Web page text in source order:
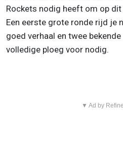
Rockets nodig heeft om op
Een eerste grote ronde rijd je
goed verhaal en twee
volledige ploeg voor nodig.
▼ Ad by